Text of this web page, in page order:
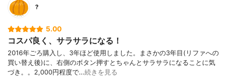
?
5.00
コスパ良く、サラサラになる！
2016年ごろ購入し、3年ほど使用しました。まさかの3年目(リファへの
買い替え後)に、右側のボタン押すとちゃんとサラサラになることに気
づき。。2,000円程度で…続きを見る